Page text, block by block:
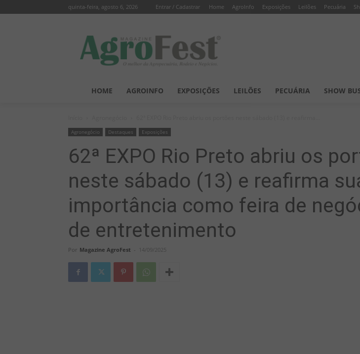
quinta-feira, agosto 6, 2026 Entrar / Cadastrar Home AgroInfo Exposições Leilões Pecuária
HOME AGROINFO EXPOSIÇÕES LEILÕES PECUÁRIA SHOW
Agronegócio Destaques Exposições
62ª EXPO Rio Preto abriu os
neste sábado (13) e reafirma
importância como feira de
de entretenimento
Por Magazine AgroFest - 14/09/2025